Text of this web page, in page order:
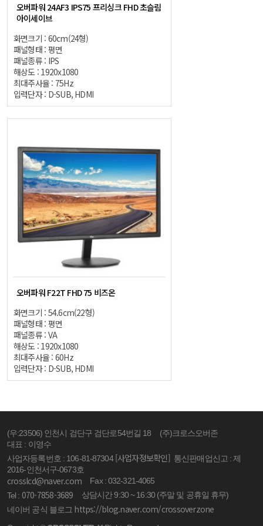
오버파워 24AF3 IPS75 프리싱크 FHD 초슬림
아이세이브
화면크기 : 60cm(24형)
패널형태 : 평면
패널종류 : IPS
해상도 : 1920x1080
최대주사율 : 75Hz
입력단자 : D-SUB, HDMI
오버파워 F22T FHD 75 비즈온
화면크기 : 54.6cm(22형)
패널형태 : 평면
패널종류 : VA
해상도 : 1920x1080
최대주사율 : 60Hz
입력단자 : D-SUB, HDMI
(우:23506) 인천시 검단구 검단로54번길 18
(주)크로스오버존
대표 : 이영수
사업자등록번호 : 106-81-87304[사업자정보확인] 통신판매업신고 : 제
2016-인천서구-0673호
crosslcd@naver.com
Fax : 032-321-4065
Tel : 070-7858-3689
상담시간 9:30 ~ 16:30 (주말 및 공휴일 휴무)
네이버 공식 블로그 https://blog.naver.com/crossoverzone